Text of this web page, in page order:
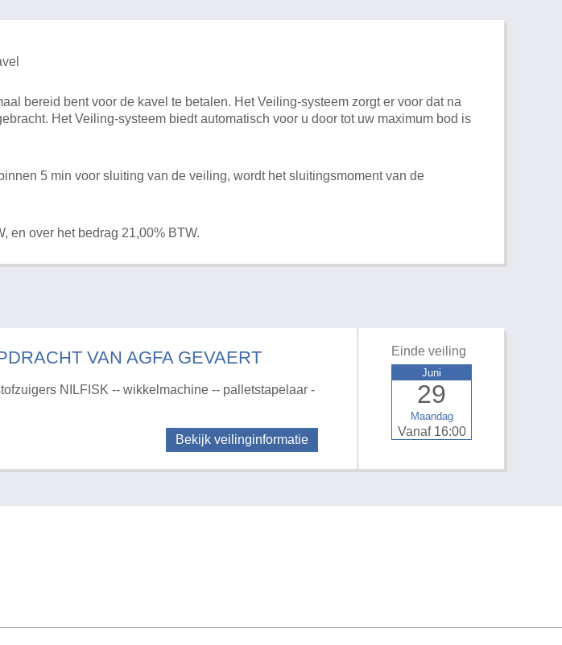
bereid bent voor de kavel te betalen. Het Veiling-systeem zorgt er voor dat na
Het Veiling-systeem biedt automatisch voor u door tot uw maximum bod is
5 min voor sluiting van de veiling, wordt het sluitingsmoment van de
en over het bedrag 21,00% BTW.
VAN AGFA GEVAERT
NILFISK -- wikkelmachine -- palletstapelaar -
Bekijk veilinginformatie
Einde veiling
Maandag
29
Juni
Vanaf 16:00